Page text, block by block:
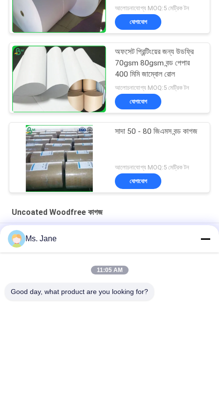
আলোচনাযোগ্য MOQ:5 মেট্রিক টন
যোগাযোগ
অফসেট প্রিন্টিংয়ের জন্য উডফ্রি
70gsm 80gsm বন্ড পেপার
400 মিমি জাম্বোল রোল
আলোচনাযোগ্য MOQ:5 মেট্রিক টন
যোগাযোগ
সাদা 50 - 80 জিএমস বন্ড কাগজ
আলোচনাযোগ্য MOQ:5 মেট্রিক টন
যোগাযোগ
Uncoated Woodfree কাগজ
স্কুলের পাঠ্যপুস্তক মুদ্রণের জন্য অসচ্ছল উডফ্রী পেপার সাদা রঙের কালি
সিবি সিএফবি সিএফ 9.5 '' x 11 '' তাপীয় প্রিন্টারের জন্য কার্বনলেস কাগজ এনসিআর পেপার
Ms. Jane
11:05 AM
Good day, what product are you looking for?